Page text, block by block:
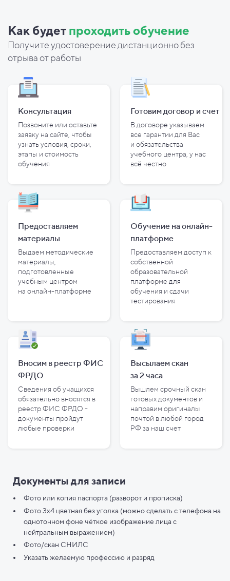
Как будет проходить обучение
Получите удостоверение дистанционно без
отрыва от работы
Консультация
Позвоните или оставьте
заявку на сайте, чтобы
узнать условия, сроки,
этапы и стоимость
обучения
Готовим договор и счет
В договоре указываем
все гарантии для Вас
и обязательства
учебного центра, у нас
всё честно
Предоставляем
материалы
Выдаем методические
материалы,
подготовленные
учебным центром
на онлайн-платформе
Обучение на онлайн-
платформе
Предоставляем доступ к
собственной
образовательной
платформе для
обучения и сдачи
тестирования
Вносим в реестр ФИС
ФРДО
Сведения об учащихся
обязательно вносятся в
реестр ФИС ФРДО -
документы пройдут
любые проверки
Высылаем скан
за2 часа
Вышлем срочный скан
готовых документов и
направим оригиналы
почтой в любой город
РФ за наш счет
Документы для записи
Фото или копия паспорта (разворот и прописка)
Фото 3х4 цветная без уголка (можно сделать с телефона на
однотонном фоне чёткое изображение лица с
нейтральным выражением)
Фото/скан СНИЛС
Указать желаемую профессию и разряд